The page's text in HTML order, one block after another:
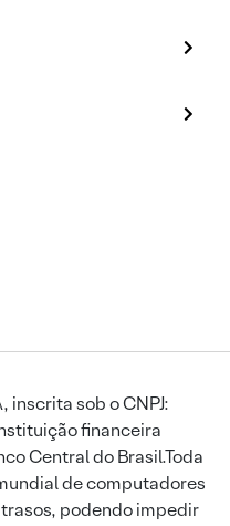
inscrita sob o CNPJ:
financeira
Central do Brasil.Toda
de computadores
podendo impedir